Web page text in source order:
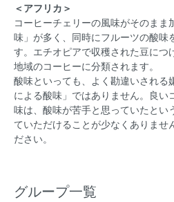
＜アフリカ＞
コーヒーチェリーの風味がそのま
味」が多く、同時にフルーツの酸味
す。エチオピアで収穫された豆につ
地域のコーヒーに分類されます。
酸味といっても、よく勘違いされる
による酸味」ではありません。良い
味は、酸味が苦手と思っていたとい
ていただけることが少なくありませ
ださい。
グループ一覧